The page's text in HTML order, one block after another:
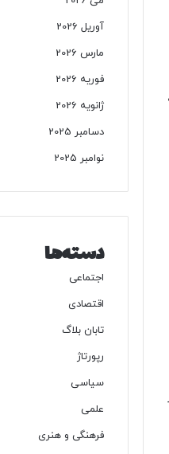
آوریل 2026
مارس 2026
فوریه 2026
ژانویه 2026
دسامبر 2025
نوامبر 2025
دسته‌ها
اجتماعی
اقتصادی
تابان بلاگ
رپورتاژ
سیاسی
علمی
فرهنگی و هنری